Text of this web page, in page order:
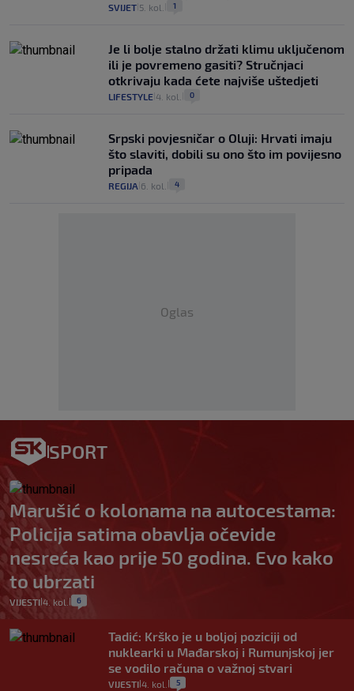
SVIJET 5. kol. 1
Je li bolje stalno držati klimu uključenom
ili je povremeno gasiti? Stručnjaci
otkrivaju kada ćete najviše uštedjeti
LIFESTYLE 4. kol. 0
Srpski povjesničar o Oluji: Hrvati imaju
što slaviti, dobili su ono što im povijesno
pripada
REGIJA 6. kol. 4
Oglas
SPORT
Marušić o kolonama na autocestama:
Policija satima obavlja očevide
nesreća kao prije 50 godina. Evo kako
to ubrzati
VIJESTI 4. kol. 6
Tadić: Krško je u boljoj poziciji od
nuklearki u Mađarskoj i Rumunjskoj jer
se vodilo računa o važnoj stvari
VIJESTI 4. kol. 5